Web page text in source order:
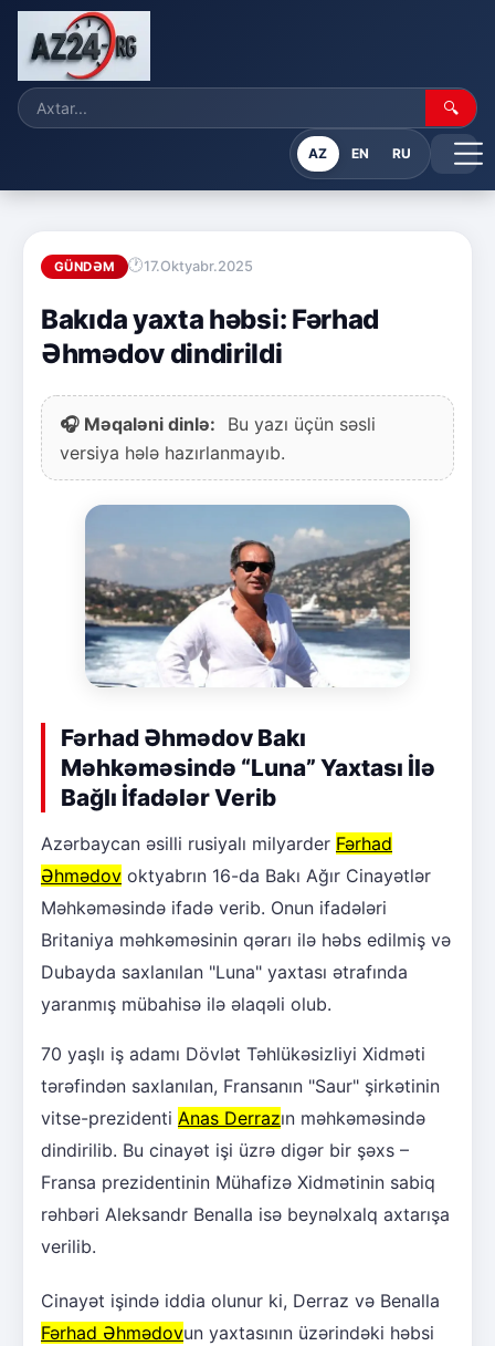
🔍
AZ EN RU
GÜNDƏM 17.Oktyabr.2025
Bakıda yaxta həbsi: Fərhad
Əhmədov dindirildi
🎧 Məqaləni dinlə:
Bu yazı üçün səsli
versiya hələ hazırlanmayıb.
Fərhad Əhmədov Bakı
Məhkəməsində “Luna” Yaxtası İlə
Bağlı İfadələr Verib
Azərbaycan əsilli rusiyalı milyarder Fərhad
Əhmədov oktyabrın 16-da Bakı Ağır Cinayətlər
Məhkəməsində ifadə verib. Onun ifadələri
Britaniya məhkəməsinin qərarı ilə həbs edilmiş və
Dubayda saxlanılan "Luna" yaxtası ətrafında
yaranmış mübahisə ilə əlaqəli olub.
70 yaşlı iş adamı Dövlət Təhlükəsizliyi Xidməti
tərəfindən saxlanılan, Fransanın "Saur" şirkətinin
vitse-prezidenti Anas Derrazın məhkəməsində
dindirilib. Bu cinayət işi üzrə digər bir şəxs –
Fransa prezidentinin Mühafizə Xidmətinin sabiq
rəhbəri Aleksandr Benalla isə beynəlxalq axtarışa
verilib.
Cinayət işində iddia olunur ki, Derraz və Benalla
Fərhad Əhmədovun yaxtasının üzərindəki həbsi